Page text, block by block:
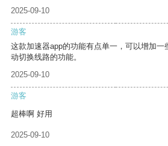
2025-09-10
游客
这款加速器app的功能有点单一，可以增加一
动切换线路的功能。
2025-09-10
游客
超棒啊 好用
2025-09-10